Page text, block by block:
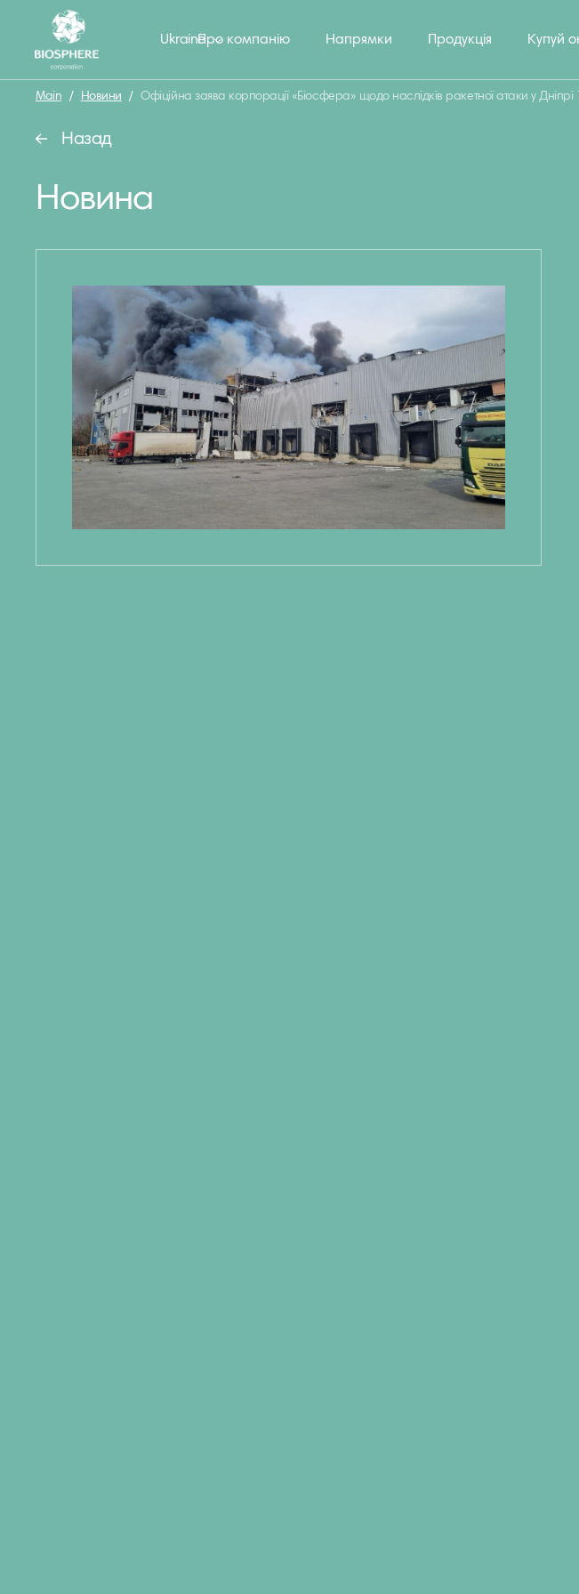
Про компанію Напрямки Продукція Купуй
Ukraine
Main / Новини / Офіційна заява корпорації «Біосфера» щодо наслідків ракетної атаки у Дніпрі
Назад
Новина